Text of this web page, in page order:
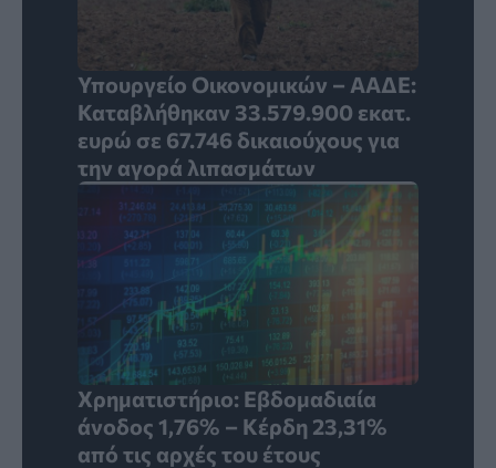
Υπουργείο Οικονομικών – ΑΑΔΕ:
Καταβλήθηκαν 33.579.900 εκατ.
ευρώ σε 67.746 δικαιούχους για
την αγορά λιπασμάτων
Χρηματιστήριο: Εβδομαδιαία
άνοδος 1,76% – Κέρδη 23,31%
από τις αρχές του έτους